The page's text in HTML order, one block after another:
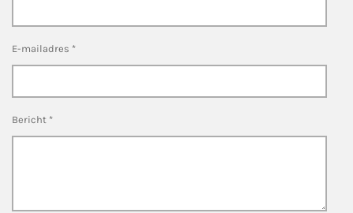
t
e
n
e
n
e e
E-mailadres *
Bericht *